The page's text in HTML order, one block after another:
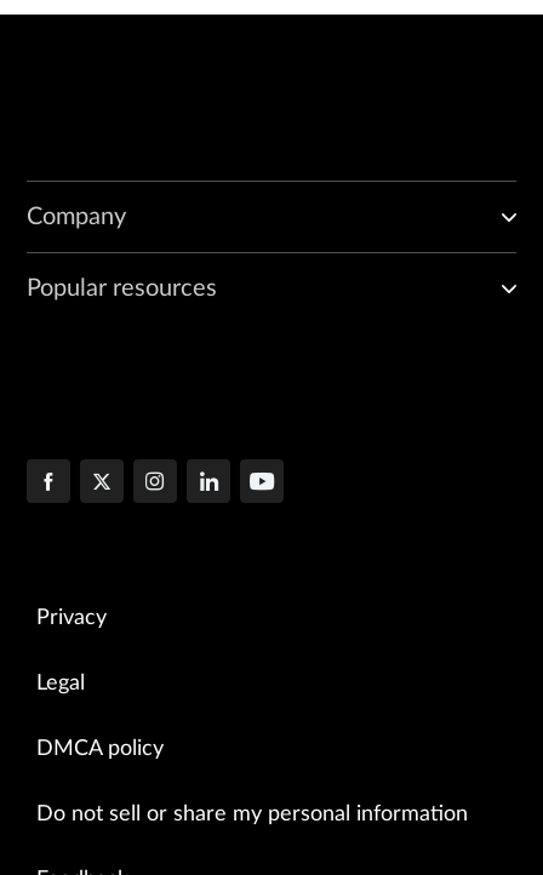
Company
Popular resources
Privacy
Legal
DMCA policy
Do not sell or share my personal information